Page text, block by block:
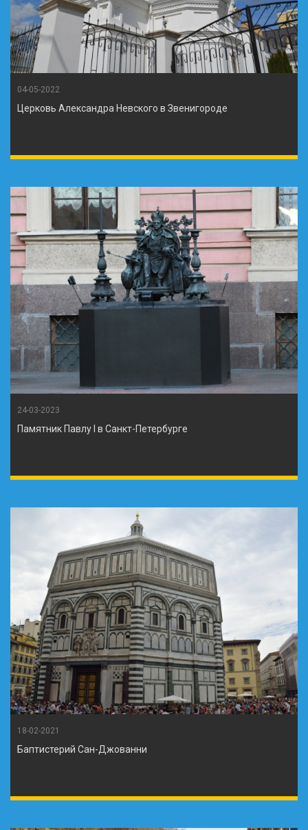
04-05-2022
Церковь Александра Невского в Звенигороде
24-03-2023
Памятник Павлу I в Санкт-Петербурге
18-02-2021
Баптистерий Сан-Джованни